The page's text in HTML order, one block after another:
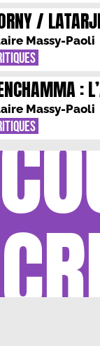
/
VISIONS
Massy-Paoli
:
Massy-Paoli